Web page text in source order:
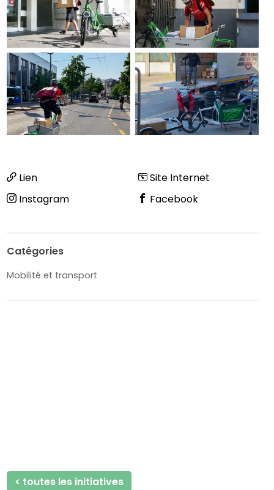
Lien
Site Internet
Instagram
Facebook
Catégories
Mobilité et transport
< toutes les initiatives